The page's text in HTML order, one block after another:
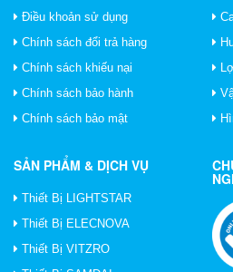
Điều khoản sử dụng
Chính sách đổi trả hàng
Chính sách khiếu nại
Chính sách bảo hành
Chính sách bảo mật
SẢN PHẨM & DỊCH VỤ
Thiết Bị LIGHTSTAR
Thiết Bị ELECNOVA
Thiết Bị VITZRO